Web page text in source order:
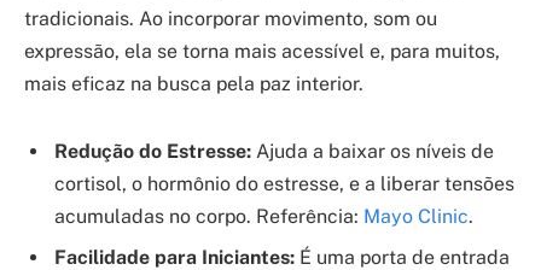
tradicionais. Ao incorporar movimento, som ou
expressão, ela se torna mais acessível e, para muitos,
mais eficaz na busca pela paz interior.
Redução do Estresse: Ajuda a baixar os níveis de
cortisol, o hormônio do estresse, e a liberar tensões
acumuladas no corpo. Referência: Mayo Clinic.
Facilidade para Iniciantes: É uma porta de entrada